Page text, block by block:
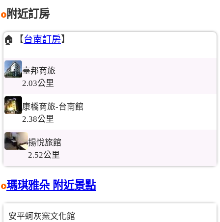
附近訂房
🏠【台南訂房】
臺邦商旅
2.03公里
康橋商旅-台南館
2.38公里
揚悅旅館
2.52公里
瑪琪雅朵 附近景點
安平蚵灰窯文化館